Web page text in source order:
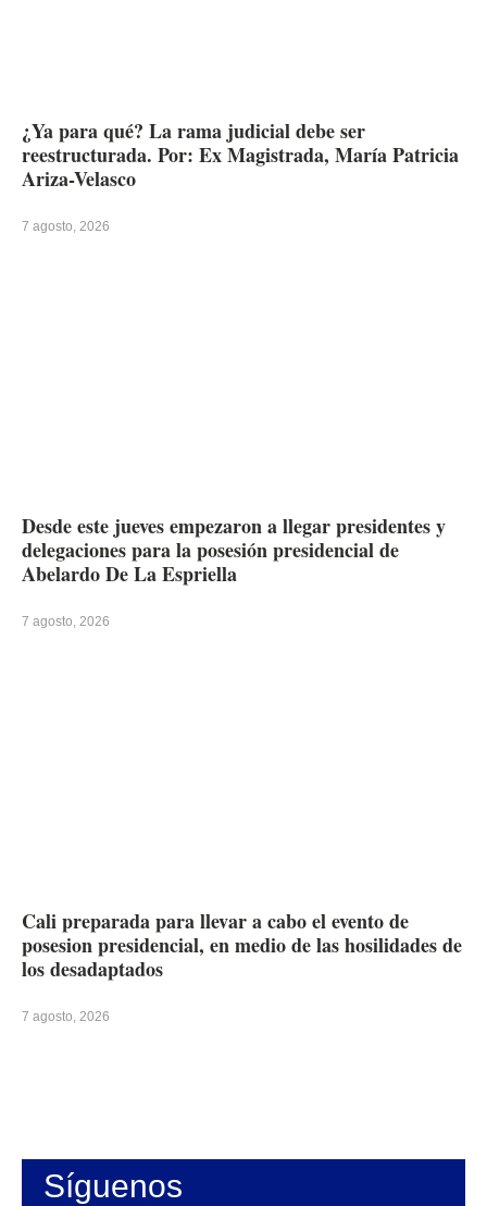
¿Ya para qué? La rama judicial debe ser
reestructurada. Por: Ex Magistrada, María Patricia
Ariza-Velasco
7 agosto, 2026
Desde este jueves empezaron a llegar presidentes y
delegaciones para la posesión presidencial de
Abelardo De La Espriella
7 agosto, 2026
Cali preparada para llevar a cabo el evento de
posesion presidencial, en medio de las hosilidades de
los desadaptados
7 agosto, 2026
Síguenos